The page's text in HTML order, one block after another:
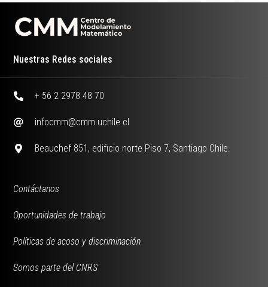
Nuestras Redes sociales
+ 56 2 2978 48 70
infocmm@cmm.uchile.cl
Beauchef 851, edificio norte Piso 7, Santiago Chile.
Contáctanos
Oportunidades de trabajo
Políticas de acoso y discriminación
Somos parte del CNRS